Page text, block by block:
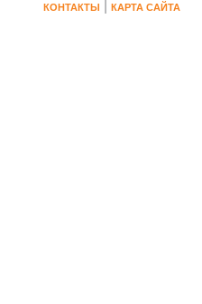
КОНТАКТЫ КАРТА САЙТА